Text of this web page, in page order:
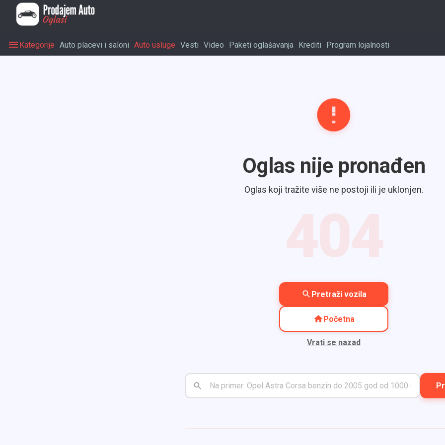
Kategorije Auto placevi i saloni Auto usluge Vesti Video Paketi oglašavanja Krediti Program lojalnosti
Oglas nije pronađen
Oglas koji tražite više ne postoji ili je uklonjen.
Pretraži vozila
Početna
Vrati se nazad